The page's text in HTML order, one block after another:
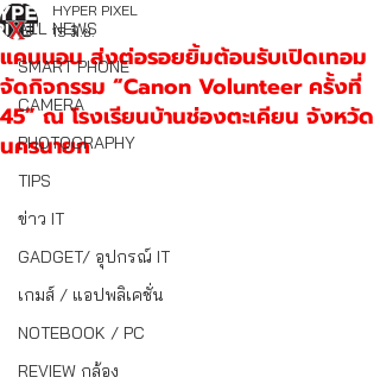
ALL NEWS
SMART PHONE
CAMERA
PHOTOGRAPHY
TIPS
ข่าว IT
GADGET/ อุปกรณ์ IT
เกมส์ / แอปพลิเคชั่น
NOTEBOOK / PC
REVIEW กล้อง
แคนนอน ส่งต่อรอยยิ้มต้อนรับเปิดเทอม
จัดกิจกรรม “Canon Volunteer ครั้งที่
45” ณ โรงเรียนบ้านช่องตะเคียน จังหวัด
นครนายก
HYPER PIXEL
15 มิ.ย.